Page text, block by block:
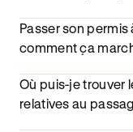
Passer son permis
comment ça
Où puis-je trouver
relatives au